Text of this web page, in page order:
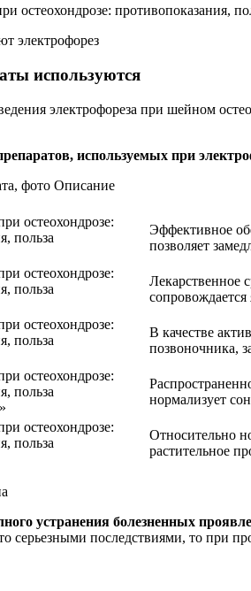
электрофорез
используются
электрофореза при шейном
используемых при
фото Описание
Эффективное
позволяет
Лекарственное
В качестве
позвоночника,
нормализует
Относительно
растительное
устранения болезненных
серьезными последствиями, то при